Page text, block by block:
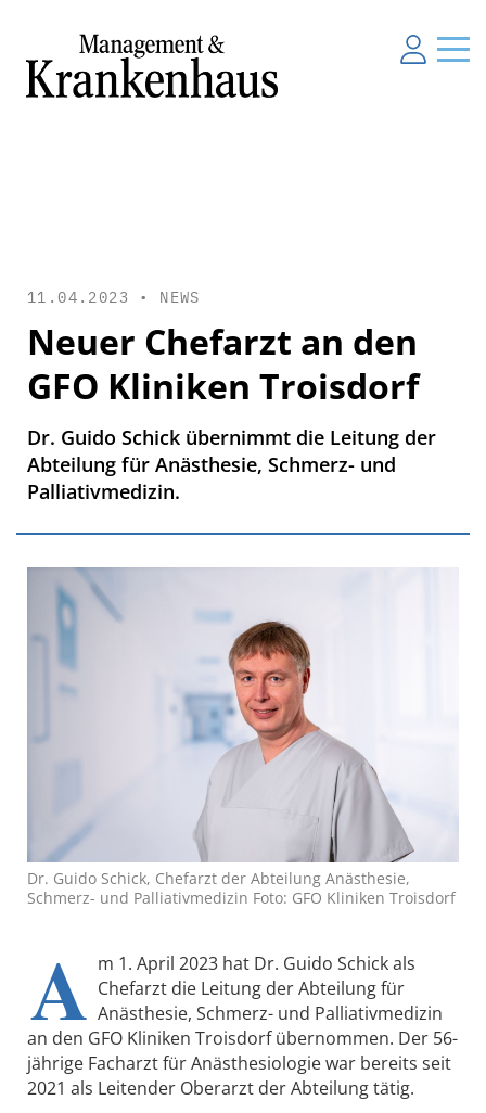
11.04.2023 • NEWS
Neuer Chefarzt an den
GFO Kliniken Troisdorf
Dr. Guido Schick übernimmt die Leitung der
Abteilung für Anästhesie, Schmerz- und
Palliativmedizin.
Dr. Guido Schick, Chefarzt der Abteilung Anästhesie,
Schmerz- und Palliativmedizin Foto: GFO Kliniken Troisdorf
A m 1. April 2023 hat Dr. Guido Schick als
Chefarzt die Leitung der Abteilung für
Anästhesie, Schmerz- und Palliativmedizin
an den GFO Kliniken Troisdorf übernommen. Der 56-
jährige Facharzt für Anästhesiologie war bereits seit
2021 als Leitender Oberarzt der Abteilung tätig.